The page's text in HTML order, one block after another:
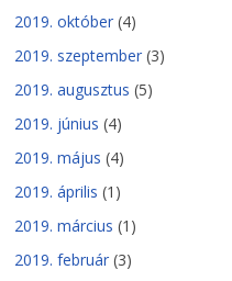
2019. október (4)
2019. szeptember (3)
2019. augusztus (5)
2019. június (4)
2019. május (4)
2019. április (1)
2019. március (1)
2019. február (3)